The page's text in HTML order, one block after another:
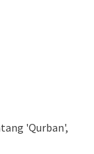
'Qurban',